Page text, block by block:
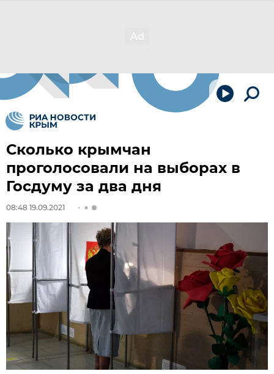
Сколько крымчан
проголосовали на выборах в
Госдуму за два дня
08:48 19.09.2021